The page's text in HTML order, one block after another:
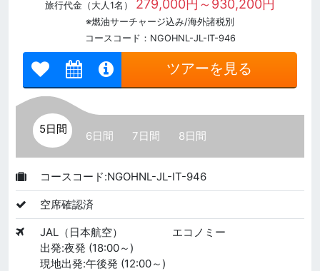
旅行代金（大人1名） 279,000円～930,200円
※燃油サーチャージ込み/海外諸税別
コースコード：NGOHNL-JL-IT-946
ツアーを見る
5日間
6日間 7日間 8日間
コースコード:NGOHNL-JL-IT-946
空席確認済
JAL（日本航空）
エコノミー
出発:夜発 (18:00～)
現地出発:午後発 (12:00～)